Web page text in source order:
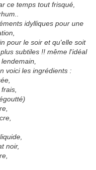
ce temps tout frisqué,
idylliques pour une
pour le soir et qu'elle soit
subtiles !! même l'idéal
voici les ingrédients :
noir,